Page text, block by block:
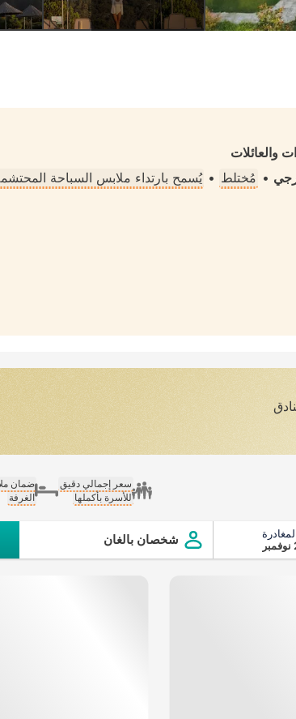
والعائلات
• مُختلط • يُسمح بارتداء ملابس السباحة
سعر إجمالي دقيق
للأسرة بأكملها
ضمان
الغرفة
شخصان بالغان